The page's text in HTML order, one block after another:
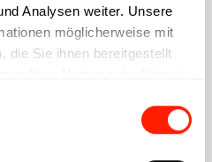
Analysen weiter. Unsere
möglicherweise mit
die Sie ihnen bereitgestellt